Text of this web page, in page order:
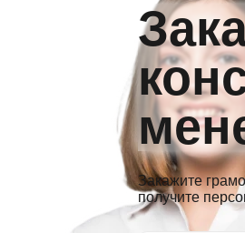
Закажите
получите